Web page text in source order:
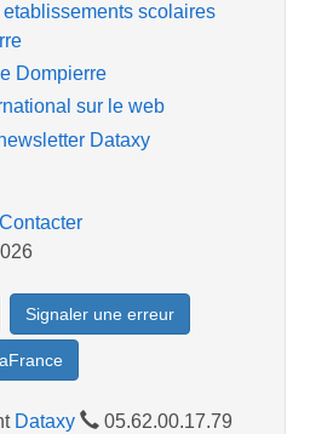
scolaires
Dompierre
sur le web
Dataxy
Contacter
Signaler une erreur
Dataxy
05.62.00.17.79